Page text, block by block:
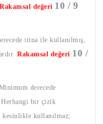
Rakamsal değeri 10 / 9
itina ile kullanılmış,
Rakamsal değeri 10 /
derecede
bir çizik
kesinlikle kullanılmaz;